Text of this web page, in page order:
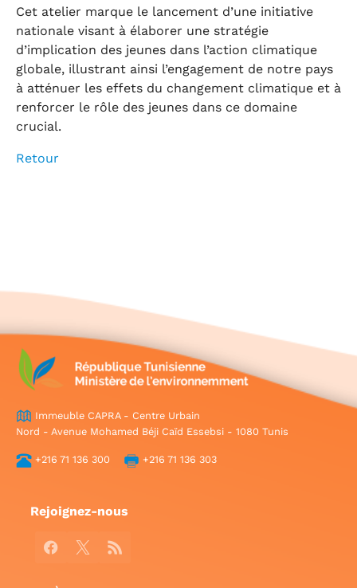
Cet atelier marque le lancement d’une initiative
nationale visant à élaborer une stratégie
d’implication des jeunes dans l’action climatique
globale, illustrant ainsi l’engagement de notre pays
à atténuer les effets du changement climatique et à
renforcer le rôle des jeunes dans ce domaine
crucial.
Retour
Immeuble CAPRA - Centre Urbain
Nord - Avenue Mohamed Béji Caïd Essebsi - 1080 Tunis
+216 71 136 300 +216 71 136 303
Rejoignez-nous
Facebook
X RSS